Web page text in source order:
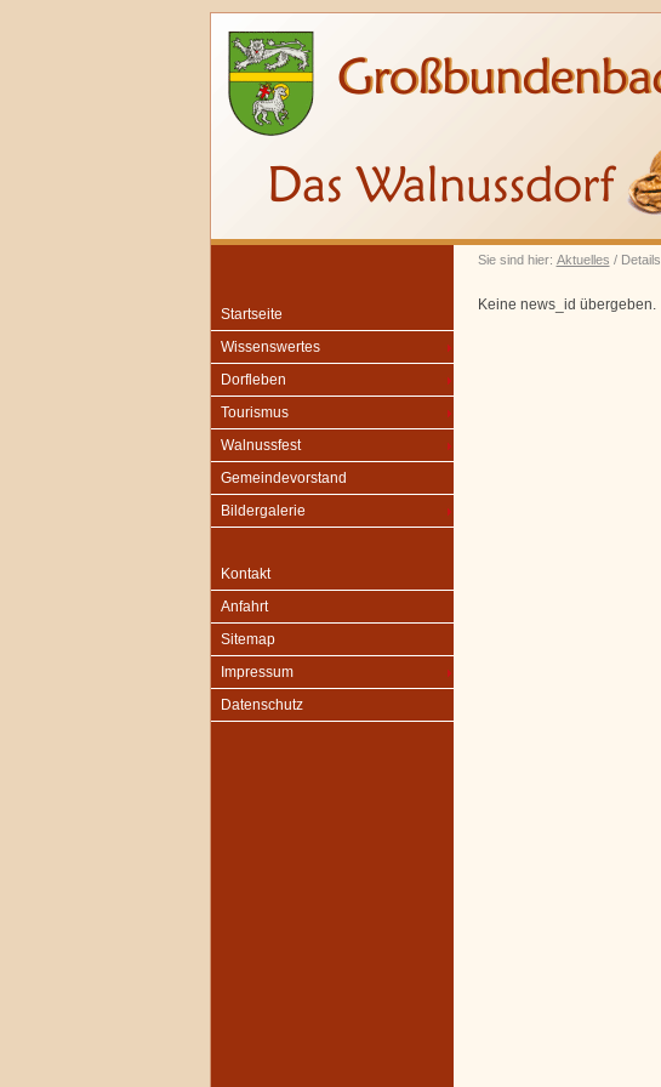
Sie sind hier: Aktuelles / Details
Startseite
Wissenswertes
Dorfleben
Tourismus
Walnussfest
Gemeindevorstand
Bildergalerie
Kontakt
Anfahrt
Sitemap
Impressum
Datenschutz
Keine news_id übergeben.